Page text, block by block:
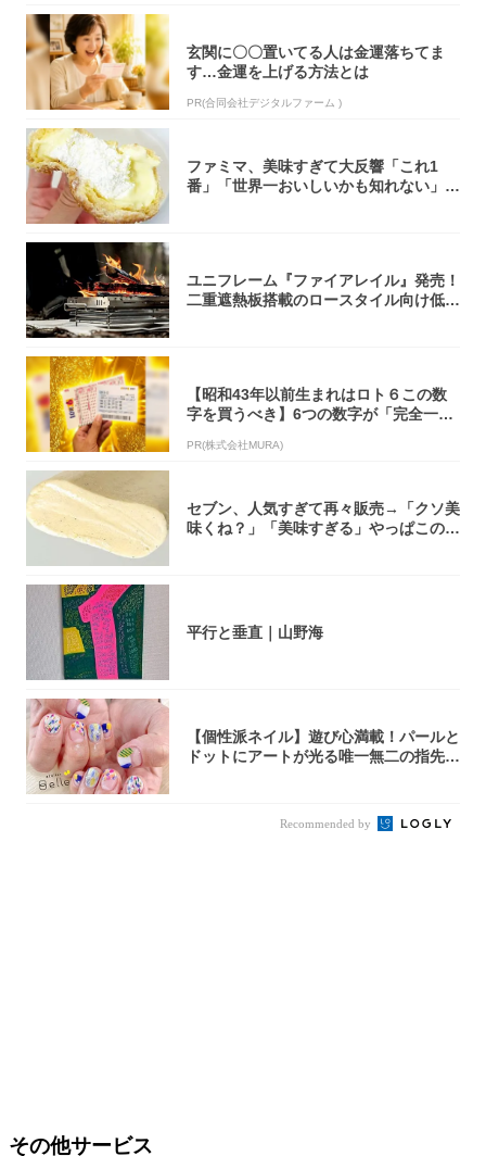
玄関に〇〇置いてる人は金運落ちてま
す…金運を上げる方法とは
PR(合同会社デジタルファーム )
ファミマ、美味すぎて大反響「これ1
番」「世界一おいしいかも知れない」
ユニフレーム『ファイアレイル』発売！
二重遮熱板搭載のロースタイル向け低型
【昭和43年以前生まれはロト６この数
字を買うべき】6つの数字が「完全一
PR(株式会社MURA)
セブン、人気すぎて再々販売→「クソ美
味くね？」「美味すぎる」やっぱこのク
平行と垂直｜山野海
【個性派ネイル】遊び心満載！パールと
ドットにアートが光る唯一無二の指先が
Recommended by
その他サービス